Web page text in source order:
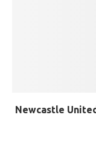
Newcastle